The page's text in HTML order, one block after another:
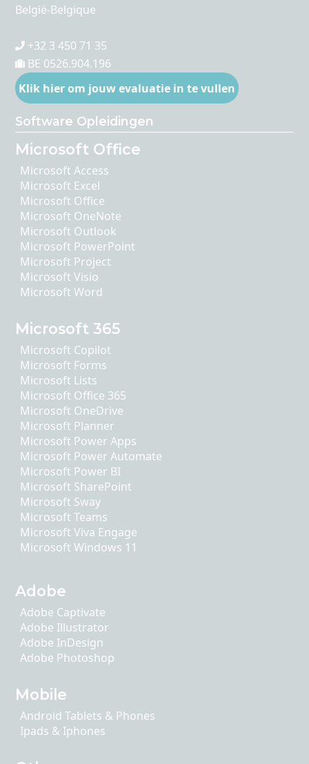
België-Belgique
+32 3 450 71 35
BE 0526.904.196
Klik hier om jouw evaluatie in te vullen
Software Opleidingen
Microsoft Office
Microsoft Access
Microsoft Excel
Microsoft Office
Microsoft OneNote
Microsoft Outlook
Microsoft PowerPoint
Microsoft Project
Microsoft Visio
Microsoft Word
Microsoft 365
Microsoft Copilot
Microsoft Forms
Microsoft Lists
Microsoft Office 365
Microsoft OneDrive
Microsoft Planner
Microsoft Power Apps
Microsoft Power Automate
Microsoft Power BI
Microsoft SharePoint
Microsoft Sway
Microsoft Teams
Microsoft Viva Engage
Microsoft Windows 11
Adobe
Adobe Captivate
Adobe Illustrator
Adobe InDesign
Adobe Photoshop
Mobile
Android Tablets & Phones
Ipads & Iphones